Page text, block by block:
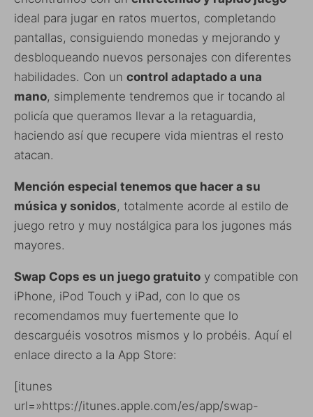
ideal para jugar en ratos muertos, completando
pantallas, consiguiendo monedas y mejorando y
desbloqueando nuevos personajes con diferentes
habilidades. Con un control adaptado a una
mano, simplemente tendremos que ir tocando al
policía que queramos llevar a la retaguardia,
haciendo así que recupere vida mientras el resto
atacan.
Mención especial tenemos que hacer a su
música y sonidos, totalmente acorde al estilo de
juego retro y muy nostálgica para los jugones más
mayores.
Swap Cops es un juego gratuito y compatible con
iPhone, iPod Touch y iPad, con lo que os
recomendamos muy fuertemente que lo
descarguéis vosotros mismos y lo probéis. Aquí el
enlace directo a la App Store:
[itunes
url=»https://itunes.apple.com/es/app/swap-